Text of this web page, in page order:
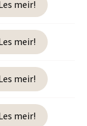
meir!
meir!
meir!
meir!